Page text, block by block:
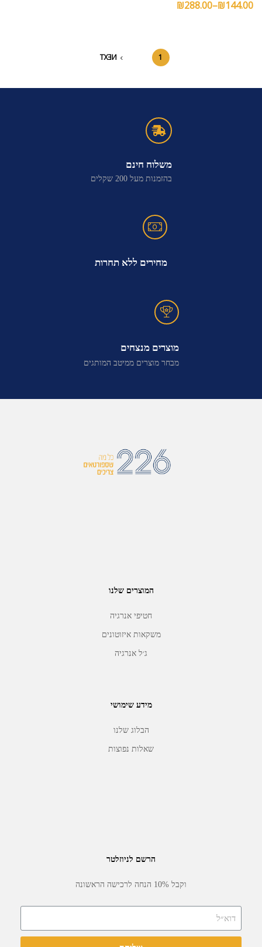
₪144.00
–
₪288.00
1
NEXT
משלוח חינם
בהזמנות מעל 200 שקלים
מחירים ללא תחרות
מוצרים מנצחים
מבחר מוצרים ממיטב המותגים
המוצרים שלנו
חטיפי אנרגיה
משקאות איזוטונים
ג׳ל אנרגיה
מידע שימושי
הבלוג שלנו
שאלות נפוצות
הרשם לניוזלטר
וקבל 10% הנחה לרכישה הראשונה